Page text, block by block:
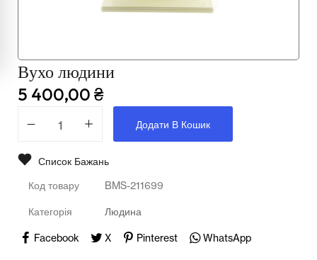
Медичні тренажери та манекени
Фізика
Всі товари
Вухо людини
5 400,00 ₴
Додати В Кошик
Список Бажань
Код товару BMS-211699
Категорія Людина
Facebook X Pinterest WhatsApp